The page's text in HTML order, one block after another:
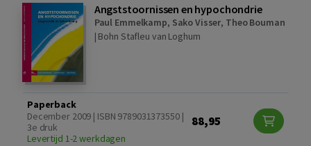
Angststoornissen en hypochondrie
Paul Emmelkamp, Sako Visser, Theo Bouman
| Bohn Stafleu van Loghum
Paperback
December 2009 | ISBN 9789031373550 |
3e druk
Levertijd 1-2 werkdagen
88,95